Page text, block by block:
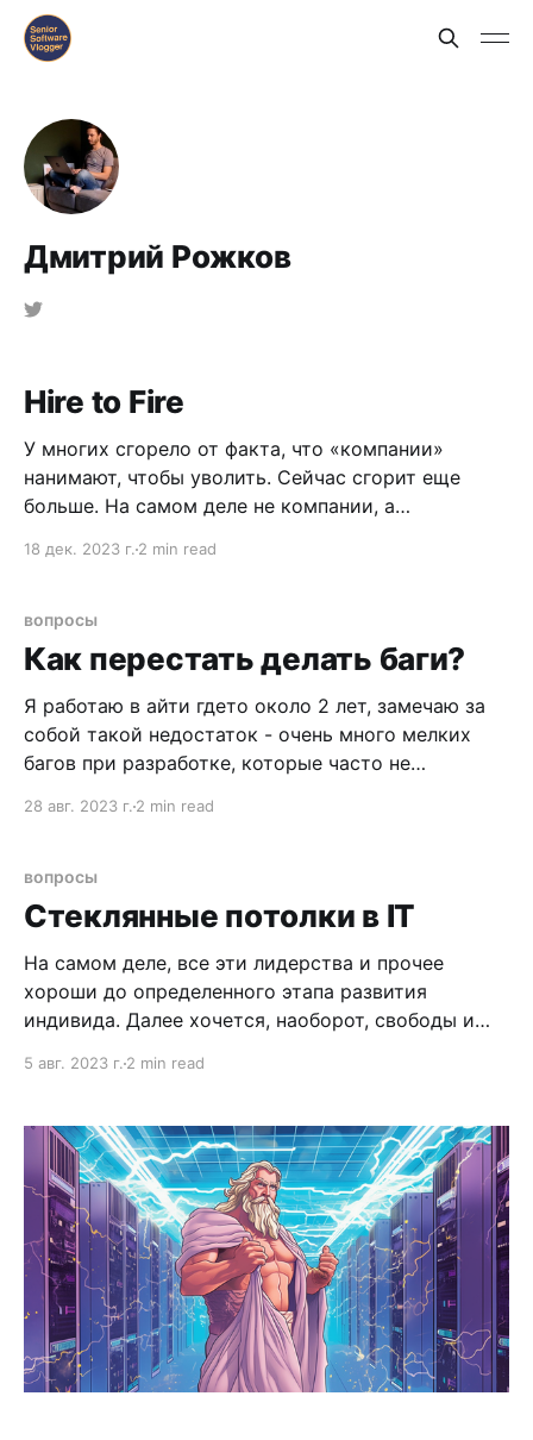
Дмитрий Рожков
Hire to Fire
У многих сгорело от факта, что «компании»
нанимают, чтобы уволить. Сейчас сгорит еще
больше. На самом деле не компании, а
18 дек. 2023 г. 2 min read
вопросы
Как перестать делать баги?
Я работаю в айти гдето около 2 лет, замечаю за
собой такой недостаток - очень много мелких
багов при разработке, которые часто не
стартап, надо быстро, ревью особого нет,
серьезного тестирования тоже. Но
28 авг. 2023 г. 2 min read
вопросы
Стеклянные потолки в IT
На самом деле, все эти лидерства и прочее
хороши до определенного этапа развития
индивида. Далее хочется, наоборот, свободы и
целить на позиции более высокого
5 авг. 2023 г. 2 min read